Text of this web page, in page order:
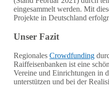
eingesammelt werden. Mit
Projekte in Deutschland
Unser Fazit
Regionales Crowdfunding
Raiffeisenbanken ist eine
Vereine und Einrichtungen in
unterstützen und bei der